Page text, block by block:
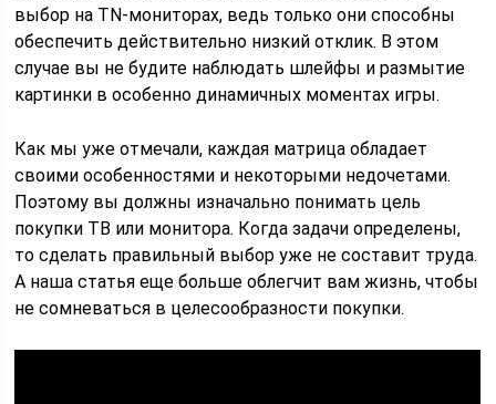
выбор на TN-мониторах, ведь только они способны
обеспечить действительно низкий отклик. В этом
случае вы не будите наблюдать шлейфы и размытие
картинки в особенно динамичных моментах игры.
Как мы уже отмечали, каждая матрица обладает
своими особенностями и некоторыми недочетами.
Поэтому вы должны изначально понимать цель
покупки ТВ или монитора. Когда задачи определены,
то сделать правильный выбор уже не составит труда.
А наша статья еще больше облегчит вам жизнь, чтобы
не сомневаться в целесообразности покупки.